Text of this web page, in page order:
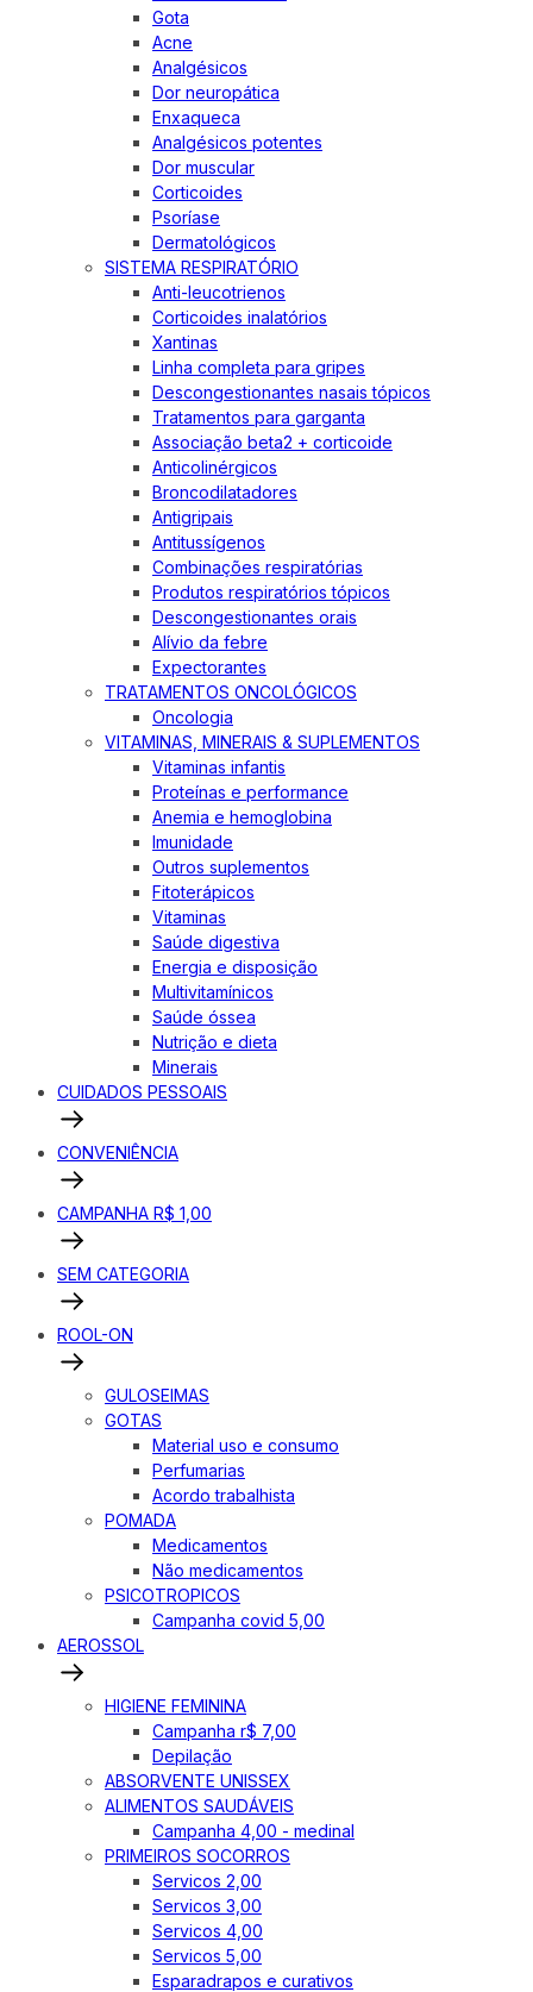
Gota
Acne
Analgésicos
Dor neuropática
Enxaqueca
Analgésicos potentes
Dor muscular
Corticoides
Psoríase
Dermatológicos
SISTEMA RESPIRATÓRIO
Anti-leucotrienos
Corticoides inalatórios
Xantinas
Linha completa para gripes
Descongestionantes nasais tópicos
Tratamentos para garganta
Associação beta2 + corticoide
Anticolinérgicos
Broncodilatadores
Antigripais
Antitussígenos
Combinações respiratórias
Produtos respiratórios tópicos
Descongestionantes orais
Alívio da febre
Expectorantes
TRATAMENTOS ONCOLÓGICOS
Oncologia
VITAMINAS, MINERAIS & SUPLEMENTOS
Vitaminas infantis
Proteínas e performance
Anemia e hemoglobina
Imunidade
Outros suplementos
Fitoterápicos
Vitaminas
Saúde digestiva
Energia e disposição
Multivitamínicos
Saúde óssea
Nutrição e dieta
Minerais
CUIDADOS PESSOAIS
CONVENIÊNCIA
CAMPANHA R$ 1,00
SEM CATEGORIA
ROOL-ON
GULOSEIMAS
GOTAS
Material uso e consumo
Perfumarias
Acordo trabalhista
POMADA
Medicamentos
Não medicamentos
PSICOTROPICOS
Campanha covid 5,00
AEROSSOL
HIGIENE FEMININA
Campanha r$ 7,00
Depilação
ABSORVENTE UNISSEX
ALIMENTOS SAUDÁVEIS
Campanha 4,00 - medinal
PRIMEIROS SOCORROS
Servicos 2,00
Servicos 3,00
Servicos 4,00
Servicos 5,00
Esparadrapos e curativos